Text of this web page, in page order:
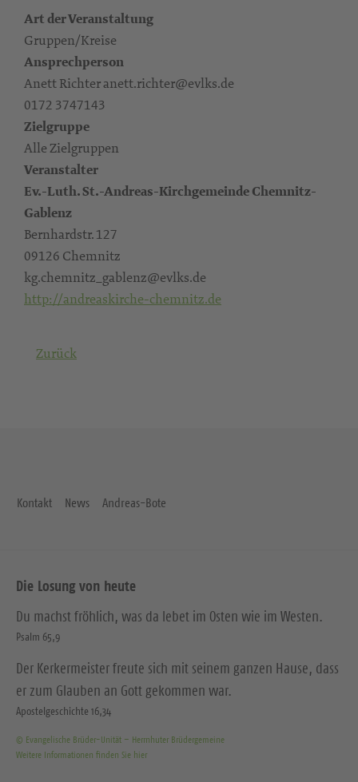
Art der Veranstaltung
Gruppen/Kreise
Ansprechperson
Anett Richter anett.richter@evlks.de
0172 3747143
Zielgruppe
Alle Zielgruppen
Veranstalter
Ev.-Luth. St.-Andreas-Kirchgemeinde Chemnitz-
Gablenz
Bernhardstr. 127
09126 Chemnitz
kg.chemnitz_gablenz@evlks.de
http://andreaskirche-chemnitz.de
Zurück
Kontakt News Andreas-Bote
Die Losung von heute
Du machst fröhlich, was da lebet im Osten wie im Westen.
Psalm 65,9
Der Kerkermeister freute sich mit seinem ganzen Hause, dass
er zum Glauben an Gott gekommen war.
Apostelgeschichte 16,34
© Evangelische Brüder-Unität – Herrnhuter Brüdergemeine
Weitere Informationen finden Sie hier